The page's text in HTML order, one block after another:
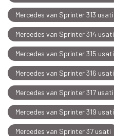
Mercedes van Sprinter 313 usati
Mercedes van Sprinter 314 usati
Mercedes van Sprinter 315 usati
Mercedes van Sprinter 316 usati
Mercedes van Sprinter 317 usati
Mercedes van Sprinter 319 usati
Mercedes van Sprinter 37 usati